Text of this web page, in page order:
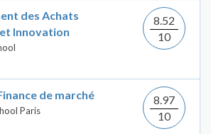
des Achats
Innovation
8.52
10
de marché
Paris
8.97
10